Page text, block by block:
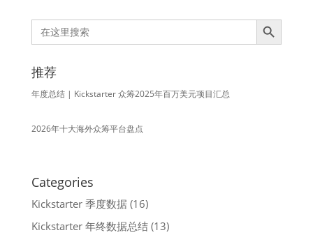
Search
for:
Search Button
推荐
年度总结 | Kickstarter 众筹2025年百万美元项目汇总
2026年十大海外众筹平台盘点
Categories
Kickstarter 季度数据(16)
Kickstarter 年终数据总结(13)